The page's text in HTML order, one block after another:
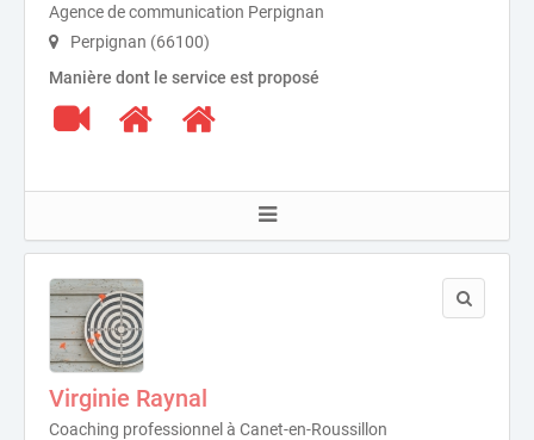
Agence de communication Perpignan
Perpignan (66100)
Manière dont le service est proposé
Virginie Raynal
Coaching professionnel à Canet-en-Roussillon